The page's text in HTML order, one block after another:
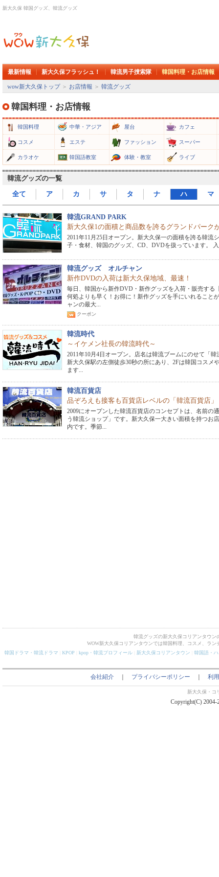
新大久保 韓国グッズ、韓流グッズ
最新情報 新大久保フラッシュ！ 韓流男子捜索隊 韓国料理・お店情報
wow新大久保トップ＞ お店情報 ＞ 韓流グッズ
韓国料理・お店情報
韓国料理 中華・アジア 屋台 カフェ
コスメ エステ ファッション スーパー
カラオケ 韓国語教室 体験・教室 ライブ
韓流グッズの一覧
全て ア カ サ タ ナ ハ マ
韓流GRAND PARK
新大久保1の面積と商品数を誇るグランドパーク
2011年11月25日オープン。新大久保一の面積を誇る韓流
子・食材、韓国のグッズ、CD、DVDを扱っています。
韓流グッズ オルチャン
新作DVDの入荷は新大久保地域、最速！
毎日、韓国から新作DVD・新作グッズを入荷・販売す
何処よりも早く！お得に！新作グッズを手にいれること
ャンの最大...
クーポン
韓流時代
～イケメン社長の韓流時代～
2011年10月4日オープン。店名は韓流ブームにのせて「
新大久保駅の左側徒歩30秒の所にあり、2Fは韓国コスメ
ます...
韓流百貨店
品ぞろえも接客も百貨店レベルの「韓流百貨店」
2009にオープンした韓流百貨店のコンセプトは、名前の
う韓流ショップ」です。新大久保一大きい面積を持つお
内です。季節...
韓流グッズの新大久保コリアンタウ
WOW新大久保コリアンタウンでは韓国料理、コスメ、ラ
韓国ドラマ・韓流ドラマ
KPOP kpop・韓流プロフィール 新大久保コリアンタウン 韓国語・
会社紹介 プライバシーポリシー 利
新大久保・コ
Copyright(C)